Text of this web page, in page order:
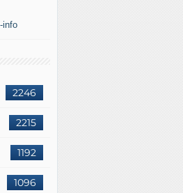
info
2246
2215
1192
1096